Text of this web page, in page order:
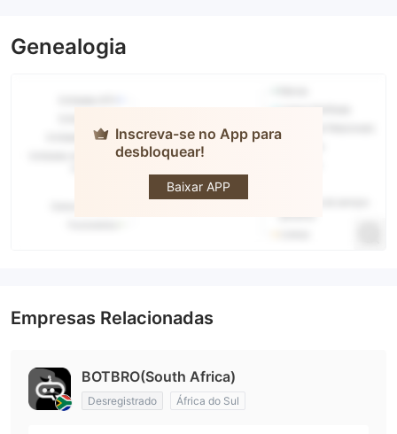
Genealogia
Inscreva-se no App para
desbloquear!
Baixar APP
BotBro
Empresas Relacionadas
BOTBRO(South Africa)
Desregistrado África do Sul